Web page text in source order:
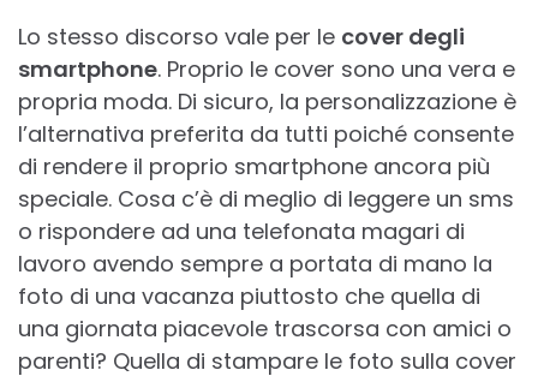
Lo stesso discorso vale per le cover degli
smartphone. Proprio le cover sono una vera e
propria moda. Di sicuro, la personalizzazione è
l’alternativa preferita da tutti poiché consente
di rendere il proprio smartphone ancora più
speciale. Cosa c’è di meglio di leggere un sms
o rispondere ad una telefonata magari di
lavoro avendo sempre a portata di mano la
foto di una vacanza piuttosto che quella di
una giornata piacevole trascorsa con amici o
parenti? Quella di stampare le foto sulla cover